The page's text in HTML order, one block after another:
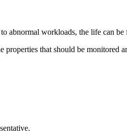
abnormal workloads, the life can be
that should be monitored